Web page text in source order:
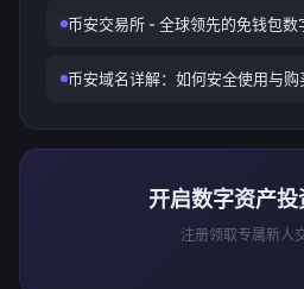
币安交易所 - 全球领先的免钱包数
币安域名详解：如何安全使用与购
开启数字资产
注册领取专属新人